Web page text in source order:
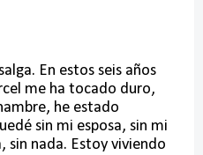
En estos seis años
me ha tocado duro,
he estado
sin mi esposa, sin mi
sin nada. Estoy viviendo